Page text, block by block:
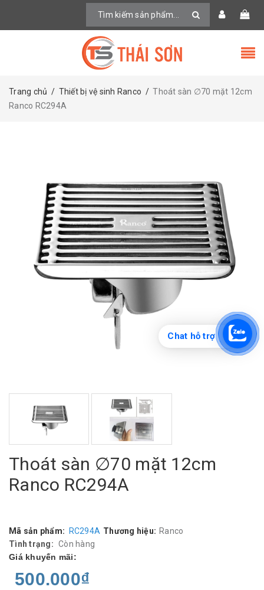
Trang chủ / Thiết bị vệ sinh Ranco / Thoát sàn ∅70 mặt 12cm
Ranco RC294A
Thoát sàn ∅70 mặt 12cm
Ranco RC294A
Mã sản phẩm: RC294A Thương hiệu: Ranco
Tình trạng: Còn hàng
Giá khuyến mãi:
500.000₫
Chat hỗ trợ